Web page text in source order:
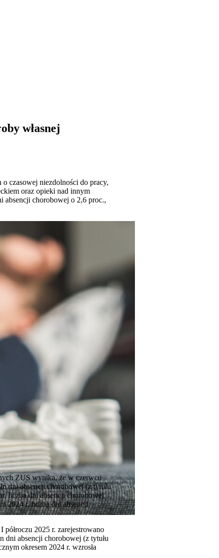
własnej
czasowej niezdolności do pracy,
oraz opieki nad innym
absencji chorobowej o 2,6 proc.,
ZUS wynika, że w czerwcu
dni absencji chorobowej (z tytułu
liczba dni absencji chorobowej
2024 r. liczba dni absencji
półroczu 2025 r. zarejestrowano
dni absencji chorobowej (z tytułu
okresem 2024 r. wzrosła